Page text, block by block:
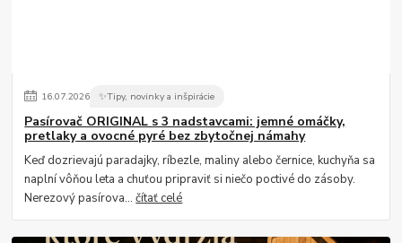
16.07.2026 ✨Tipy, novinky a inšpirácie
Pasírovač ORIGINAL s 3 nadstavcami: jemné omáčky,
pretlaky a ovocné pyré bez zbytočnej námahy
Keď dozrievajú paradajky, ríbezle, maliny alebo černice, kuchyňa sa
naplní vôňou leta a chuťou pripraviť si niečo poctivé do zásoby.
Nerezový pasírova...čítať celé